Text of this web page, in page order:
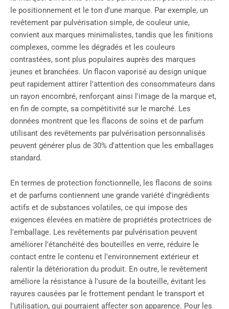
le positionnement et le ton d'une marque. Par exemple, un
revêtement par pulvérisation simple, de couleur unie,
convient aux marques minimalistes, tandis que les finitions
complexes, comme les dégradés et les couleurs
contrastées, sont plus populaires auprès des marques
jeunes et branchées. Un flacon vaporisé au design unique
peut rapidement attirer l'attention des consommateurs dans
un rayon encombré, renforçant ainsi l'image de la marque et,
en fin de compte, sa compétitivité sur le marché. Les
données montrent que les flacons de soins et de parfum
utilisant des revêtements par pulvérisation personnalisés
peuvent générer plus de 30% d'attention que les emballages
standard.
En termes de protection fonctionnelle, les flacons de soins
et de parfums contiennent une grande variété d'ingrédients
actifs et de substances volatiles, ce qui impose des
exigences élevées en matière de propriétés protectrices de
l'emballage. Les revêtements par pulvérisation peuvent
améliorer l'étanchéité des bouteilles en verre, réduire le
contact entre le contenu et l'environnement extérieur et
ralentir la détérioration du produit. En outre, le revêtement
améliore la résistance à l'usure de la bouteille, évitant les
rayures causées par le frottement pendant le transport et
l'utilisation, qui pourraient affecter son apparence. Pour les